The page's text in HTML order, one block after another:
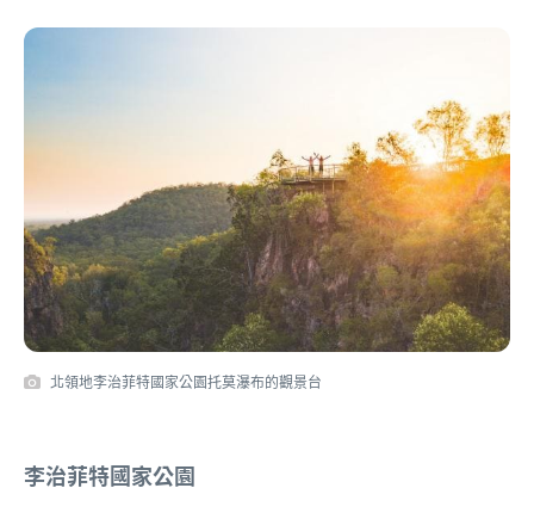
北領地李治菲特國家公園托莫瀑布的觀景台
李治菲特國家公園